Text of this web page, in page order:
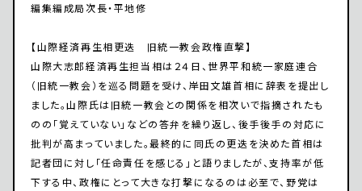
編集編成局次長・平地修
【山際経済再生相更迭 旧統一教会政権直撃】
山際大志郎経済再生担当相は２４日、世界平和統一家庭連合
（旧統一教会）を巡る問題を受け、岸田文雄首相に辞表を提出し
ました。山際氏は旧統一教会との関係を相次いで指摘されたも
のの「覚えていない」などの答弁を繰り返し、後手後手の対応に
批判が高まっていました。最終的に同氏の更迭を決めた首相は
記者団に対し「任命責任を感じる」と語りましたが、支持率が低
下する中、政権にとって大きな打撃になるのは必至で、野党は